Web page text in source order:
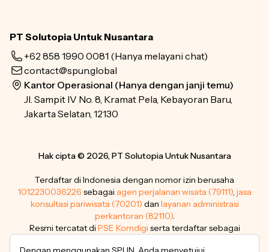
PT Solutopia Untuk Nusantara
+62 858 1990 0081 (Hanya melayani chat)
contact@spun.global
Kantor Operasional (Hanya dengan janji temu)
Jl. Sampit IV No. 8, Kramat Pela, Kebayoran Baru,
Jakarta Selatan, 12130
Hak cipta © 2026, PT Solutopia Untuk Nusantara
Terdaftar di Indonesia dengan nomor izin berusaha
1012230036226 sebagai agen perjalanan wisata (79111), jasa
konsultasi pariwisata (70201) dan layanan administrasi
perkantoran (82110).
Resmi tercatat di PSE Komdigi serta terdaftar sebagai